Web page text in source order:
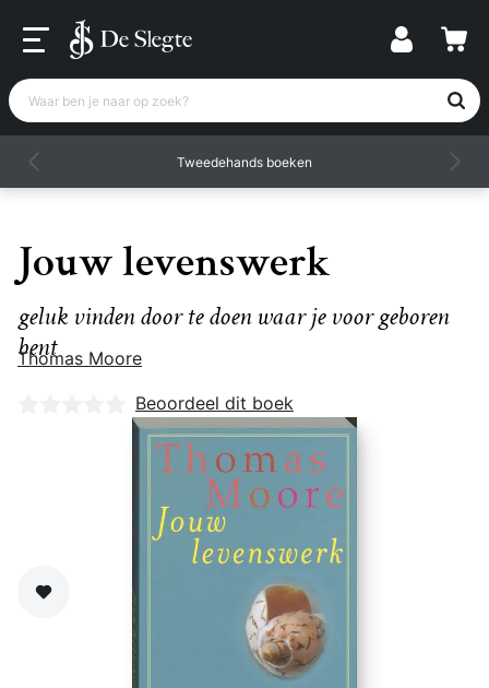
Waar ben je naar op zoek?
Tweedehands boeken
Jouw levenswerk
geluk vinden door te doen waar je voor geboren
bent
Thomas Moore
Nog geen beoordelingen
Beoordeel dit boek
Zet op verlanglijst